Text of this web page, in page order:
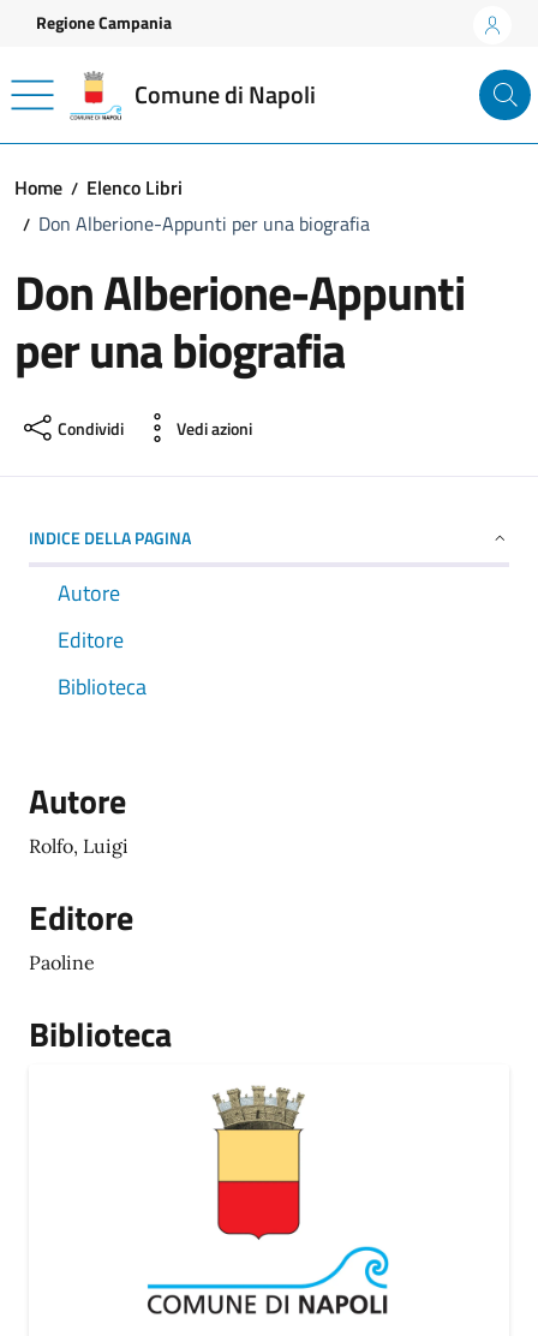
Vai ai contenuti
Vai al footer
Regione Campania
Comune di Napoli
Home
Elenco Libri
Don Alberione-Appunti per una biografia
Don Alberione-Appunti
per una biografia
Condividi Vedi azioni
INDICE DELLA PAGINA
Autore
Editore
Biblioteca
Autore
Rolfo, Luigi
Editore
Paoline
Biblioteca